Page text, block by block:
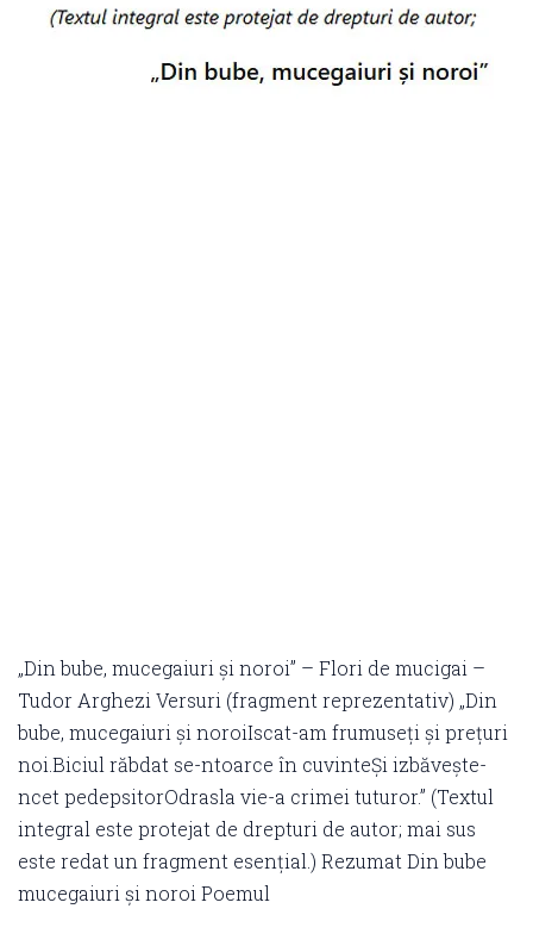
„Din bube, mucegaiuri și noroi” – Flori de mucigai –
Tudor Arghezi Versuri (fragment reprezentativ) „Din
bube, mucegaiuri și noroiIscat-am frumuseți și prețuri
noi.Biciul răbdat se-ntoarce în cuvinteȘi izbăvește-
ncet pedepsitorOdrasla vie-a crimei tuturor.” (Textul
integral este protejat de drepturi de autor; mai sus
este redat un fragment esențial.) Rezumat Din bube
mucegaiuri și noroi Poemul